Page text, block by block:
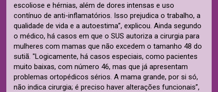
escoliose e hérnias, além de dores intensas e uso
contínuo de anti-inflamatórios. Isso prejudica o trabalho, a
qualidade de vida e a autoestima”, explicou. Ainda segundo
o médico, há casos em que o SUS autoriza a cirurgia para
mulheres com mamas que não excedem o tamanho 48 do
sutiã. "Logicamente, há casos especiais, como pacientes
muito baixas, com número 46, mas que já apresentam
problemas ortopédicos sérios. A mama grande, por si só,
não indica cirurgia; é preciso haver alterações funcionais”,